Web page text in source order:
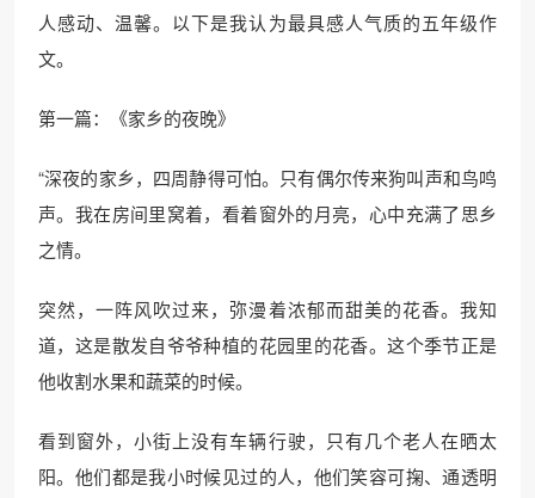
人感动、温馨。以下是我认为最具感人气质的五年级作
文。
第一篇：《家乡的夜晚》
“深夜的家乡，四周静得可怕。只有偶尔传来狗叫声和鸟鸣
声。我在房间里窝着，看着窗外的月亮，心中充满了思乡
之情。
突然，一阵风吹过来，弥漫着浓郁而甜美的花香。我知
道，这是散发自爷爷种植的花园里的花香。这个季节正是
他收割水果和蔬菜的时候。
看到窗外，小街上没有车辆行驶，只有几个老人在晒太
阳。他们都是我小时候见过的人，他们笑容可掬、通透明